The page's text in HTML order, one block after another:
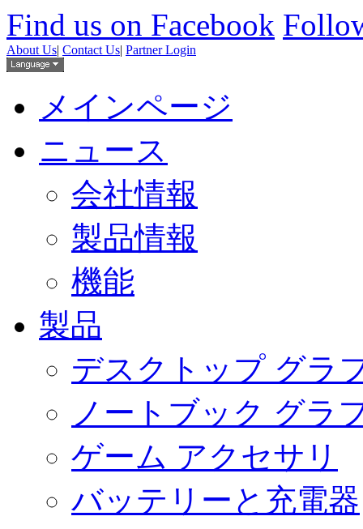
Find us on Facebook
About Us| Contact Us| Partner Login
メインページ
ニュース
会社情報
製品情報
機能
製品
デスクトップ グラ
ノートブック グラ
ゲーム アクセサリ
バッテリーと充電器